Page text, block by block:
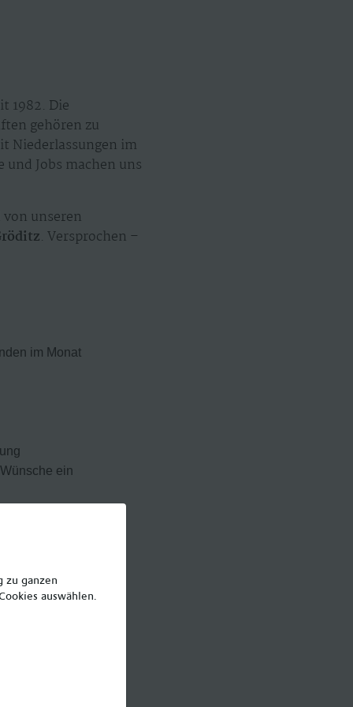
1982. Die
gehören zu
Niederlassungen im
Jobs machen uns
unseren
. Versprochen –
im Monat
ein
zu ganzen
auswählen.